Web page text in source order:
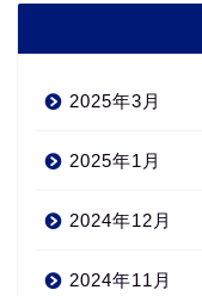
2025年3月
2025年1月
2024年12月
2024年11月